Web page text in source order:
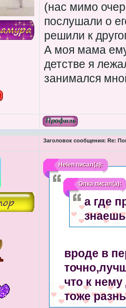
(нас мимо
послушали о
решили к
А моя мама
детстве я
занимался
Заголовок сообщения: Re:
Helenписал(а):
Олкаписал(а):
а где
вроде в
что к
тоже